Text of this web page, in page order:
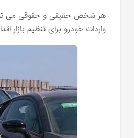
هر شخص حقیقی و حقوقی می
واردات خودرو برای تنظیم بازار